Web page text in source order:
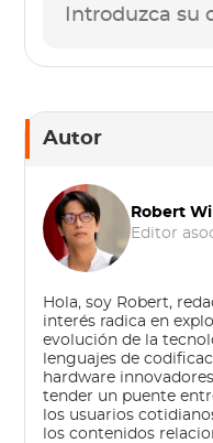
Autor
Robert
Editor
Hola, soy Robert,
interés radica en
evolución de la
lenguajes de
hardware
tender un puente
los usuarios
los contenidos